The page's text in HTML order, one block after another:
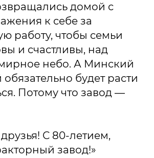
домой с
к себе за
работу, чтобы семьи
и счастливы, над
небо. А Минский
будет расти
Потому что завод —
С 80-летием,
завод!»